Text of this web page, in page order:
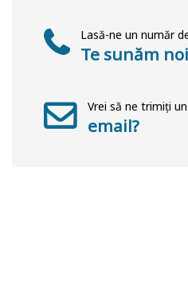
Lasă-ne un număr
Te sunăm
Vrei să ne trimiți un
email?